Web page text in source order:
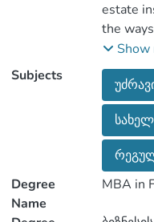
estate
the
follows:
subject
In the
Real
Show
Subjects
Degree
Name
MBA in